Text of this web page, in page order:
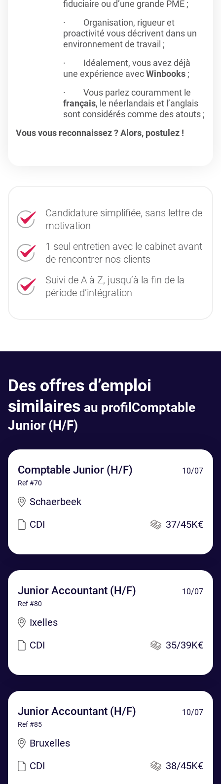
fiduciaire ou d’une grande PME ;
· Organisation, rigueur et
proactivité vous décrivent dans un
environnement de travail ;
· Idéalement, vous avez déjà
une expérience avecWinbooks ;
· Vous parlez couramment le
français, le néerlandais et l’anglais
sont considérés comme des atouts ;
Vous vous reconnaissez ? Alors, postulez !
Candidature simplifiée, sans lettre de
motivation
1 seul entretien avec le cabinet avant
de rencontrer nos clients
Suivi de A à Z, jusqu’à la fin de la
période d’intégration
Des offres d’emploi
similaires au profilComptable
Junior (H/F)
Comptable Junior (H/F) 10/07
Ref #70
Schaerbeek
CDI
37/45K€
Junior Accountant (H/F) 10/07
Ref #80
Ixelles
CDI
35/39K€
Junior Accountant (H/F) 10/07
Ref #85
Bruxelles
CDI
38/45K€